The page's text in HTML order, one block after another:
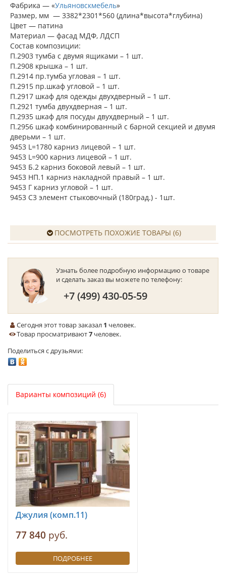
Фабрика — «Ульяновскмебель»
Размер, мм — 3382*2301*560 (длина*высота*глубина)
Цвет — патина
Материал — фасад МДФ, ЛДСП
Состав композиции:
П.2903 тумба с двумя ящиками – 1 шт.
П.2908 крышка – 1 шт.
П.2914 пр.тумба угловая – 1 шт.
П.2915 пр.шкаф угловой – 1 шт.
П.2917 шкаф для одежды двухдверный – 1 шт.
П.2921 тумба двухдверная – 1 шт.
П.2935 шкаф для посуды двухдверный – 1 шт.
П.2956 шкаф комбинированный с барной секцией и двумя
дверьми – 1 шт.
9453 L=1780 карниз лицевой – 1 шт.
9453 L=900 карниз лицевой – 1 шт.
9453 Б.2 карниз боковой левый – 1 шт.
9453 НП.1 карниз накладной правый – 1 шт.
9453 Г карниз угловой – 1 шт.
9453 С3 элемент стыковочный (180град.) - 1шт.
ПОСМОТРЕТЬ ПОХОЖИЕ ТОВАРЫ (6)
Узнать более подробную информацию о товаре
и сделать заказ вы можете по телефону:
+7 (499) 430-05-59
Сегодня этот товар заказал 1 человек.
Товар просматривают7 человек.
Поделиться с друзьями:
Варианты композиций (6)
Джулия (комп.11)
77 840 руб.
ПОДРОБНЕЕ